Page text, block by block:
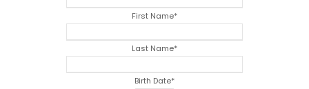
First Name*
Last Name*
Birth Date*